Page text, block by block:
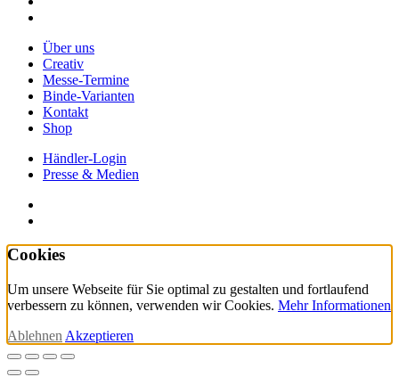
Close
Menu
Über uns
Creativ
Messe-Termine
Binde-Varianten
Kontakt
Shop
Händler-Login
Presse & Medien
Cookies
Um unsere Webseite für Sie optimal zu gestalten und fortlaufend
verbessern zu können, verwenden wir Cookies. Mehr Informationen
Ablehnen Akzeptieren